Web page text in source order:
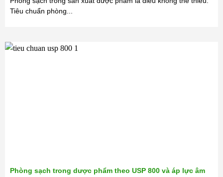
Tiêu chuẩn phòng...
Phòng sạch trong dược phẩm theo USP 800 và áp lực âm